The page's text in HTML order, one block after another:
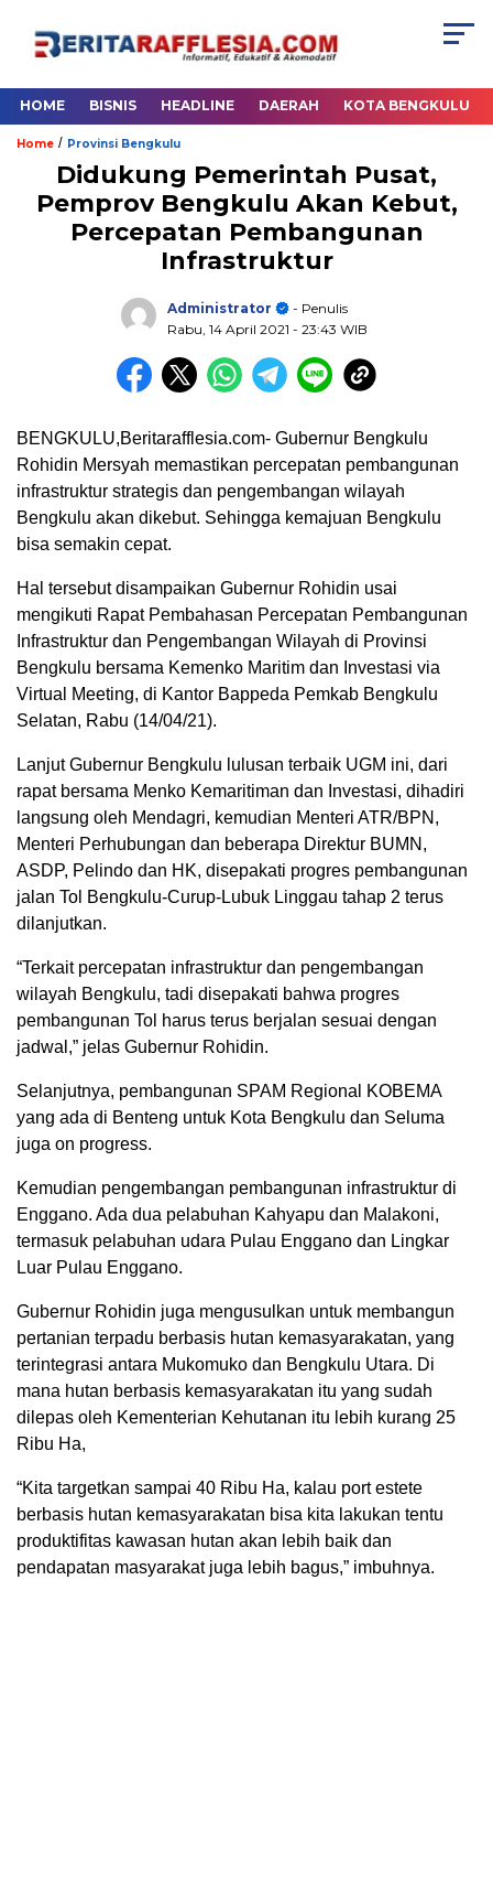
HOME BISNIS HEADLINE DAERAH KOTA BENGKULU
Home / Provinsi Bengkulu
Didukung Pemerintah Pusat,
Pemprov Bengkulu Akan Kebut,
Percepatan Pembangunan
Infrastruktur
Administrator
- Penulis
Rabu, 14 April 2021 - 23:43 WIB
BENGKULU,Beritarafflesia.com- Gubernur Bengkulu
Rohidin Mersyah memastikan percepatan pembangunan
infrastruktur strategis dan pengembangan wilayah
Bengkulu akan dikebut. Sehingga kemajuan Bengkulu
bisa semakin cepat.
Hal tersebut disampaikan Gubernur Rohidin usai
mengikuti Rapat Pembahasan Percepatan Pembangunan
Infrastruktur dan Pengembangan Wilayah di Provinsi
Bengkulu bersama Kemenko Maritim dan Investasi via
Virtual Meeting, di Kantor Bappeda Pemkab Bengkulu
Selatan, Rabu (14/04/21).
Lanjut Gubernur Bengkulu lulusan terbaik UGM ini, dari
rapat bersama Menko Kemaritiman dan Investasi, dihadiri
langsung oleh Mendagri, kemudian Menteri ATR/BPN,
Menteri Perhubungan dan beberapa Direktur BUMN,
ASDP, Pelindo dan HK, disepakati progres pembangunan
jalan Tol Bengkulu-Curup-Lubuk Linggau tahap 2 terus
dilanjutkan.
“Terkait percepatan infrastruktur dan pengembangan
wilayah Bengkulu, tadi disepakati bahwa progres
pembangunan Tol harus terus berjalan sesuai dengan
jadwal,” jelas Gubernur Rohidin.
Selanjutnya, pembangunan SPAM Regional KOBEMA
yang ada di Benteng untuk Kota Bengkulu dan Seluma
juga on progress.
Kemudian pengembangan pembangunan infrastruktur di
Enggano. Ada dua pelabuhan Kahyapu dan Malakoni,
termasuk pelabuhan udara Pulau Enggano dan Lingkar
Luar Pulau Enggano.
Gubernur Rohidin juga mengusulkan untuk membangun
pertanian terpadu berbasis hutan kemasyarakatan, yang
terintegrasi antara Mukomuko dan Bengkulu Utara. Di
mana hutan berbasis kemasyarakatan itu yang sudah
dilepas oleh Kementerian Kehutanan itu lebih kurang 25
Ribu Ha,
“Kita targetkan sampai 40 Ribu Ha, kalau port estete
berbasis hutan kemasyarakatan bisa kita lakukan tentu
produktifitas kawasan hutan akan lebih baik dan
pendapatan masyarakat juga lebih bagus,” imbuhnya.